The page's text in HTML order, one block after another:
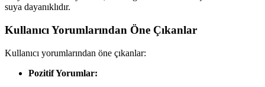
suya dayanıklıdır.
Kullanıcı Yorumlarından Öne Çıkanlar
Kullanıcı yorumlarından öne çıkanlar:
Pozitif Yorumlar: